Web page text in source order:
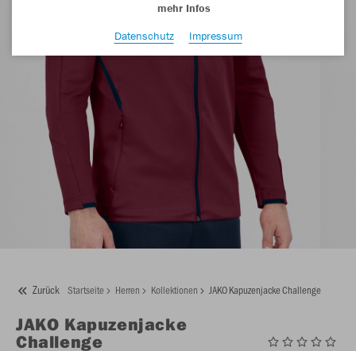
Zurück Startseite Herren Kollektionen JAKO Kapuzenjacke Challenge
JAKO Kapuzenjacke
Challenge
mehr Infos
Datenschutz
Impressum